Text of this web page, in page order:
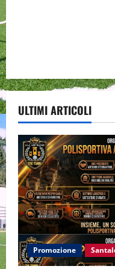
ULTIMI ARTICOLI
Promozione